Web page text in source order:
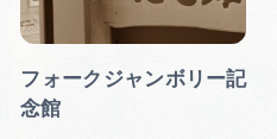
フォークジャンボリー記
念館